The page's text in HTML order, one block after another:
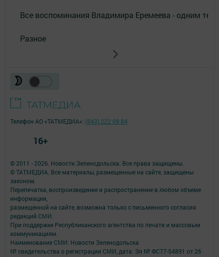
Все воспоминания Владимира Еремеева - одним
Разное
© 2011 - 2026. Новости Зеленодольска. Все права защищены.
© ТАТМЕДИА. Все материалы, размещенные на сайте, защищены
законом.
Перепечатка, воспроизведение и распространение в любом объеме
информации,
размещенной на сайте, возможна только с письменного согласия
редакций СМИ.
При поддержке Республиканского агентства по печати и массовым
коммуникациям.
Наименование СМИ: Новости Зеленодольска
№ свидетельства о регистрации СМИ, дата: Эл № ФС77-54891 от 26
Телефон АО «ТАТМЕДИА»: (843) 222 09 84
16+